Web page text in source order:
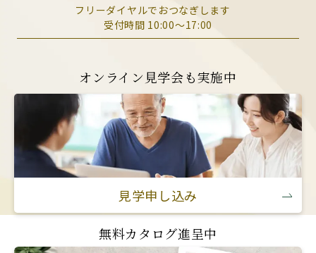
フリーダイヤルでおつなぎします
受付時間 10:00～17:00
オンライン見学会も実施中
見学申し込み
無料カタログ進呈中